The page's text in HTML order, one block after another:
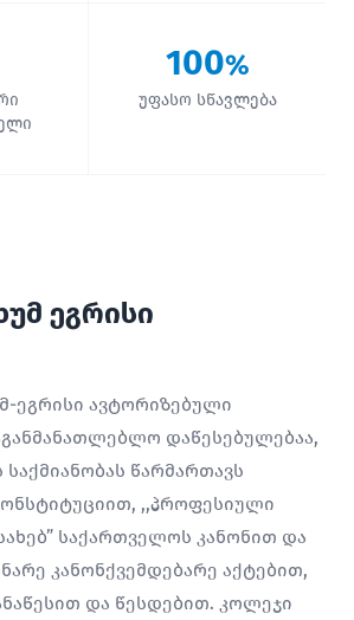
100%
უფასო სწავლება
ეგრისი
ეგრისი ავტორიზებული
დაწესებულებაა,
წარმართავს
,,პროფესიული
საქართველოს კანონით და
კანონქვემდებარე აქტებით,
და წესდებით. კოლეჯი